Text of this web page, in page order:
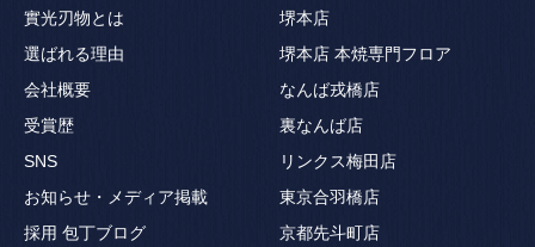
實光刃物とは
選ばれる理由
会社概要
受賞歴
SNS
お知らせ・メディア掲載
採用 包丁ブログ
堺本店
堺本店 本焼専門フロア
なんば戎橋店
裏なんば店
リンクス梅田店
東京合羽橋店
京都先斗町店